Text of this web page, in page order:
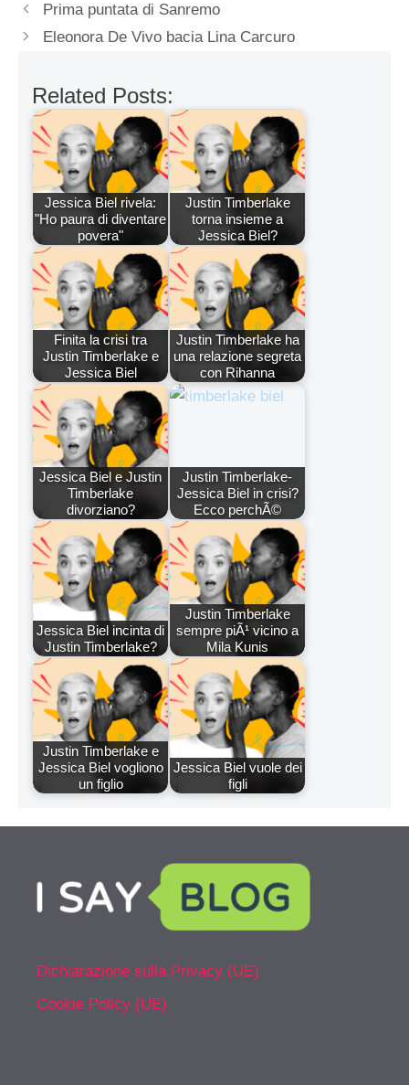
Prima puntata di Sanremo
Eleonora De Vivo bacia Lina Carcuro
Related Posts:
Jessica Biel rivela:
"Ho paura di diventare
povera"
Justin Timberlake
torna insieme a
Jessica Biel?
Finita la crisi tra
Justin Timberlake e
Jessica Biel
Justin Timberlake ha
una relazione segreta
con Rihanna
Jessica Biel e Justin
Timberlake
divorziano?
Justin Timberlake-
Jessica Biel in crisi?
Ecco perchÃ©
Jessica Biel incinta di
Justin Timberlake?
Justin Timberlake
sempre piÃ¹ vicino a
Mila Kunis
Justin Timberlake e
Jessica Biel vogliono
un figlio
Jessica Biel vuole dei
figli
Dichiarazione sulla Privacy (UE)
Cookie Policy (UE)